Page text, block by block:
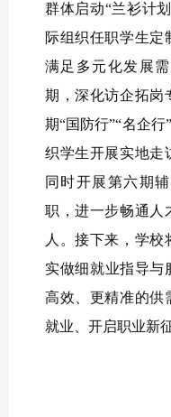
群体启动“兰衫计
际组织任职学生定
满足多元化发展
期，深化访企拓岗
期“国防行”“名企行
织学生开展实地走
同时开展第六期
职，进一步畅通人
人。接下来，学校
实做细就业指导与
高效、更精准的供
就业、开启职业新